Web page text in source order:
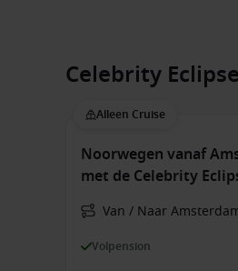
Celebrity
Alleen Cruise
Noorwegen vanaf
met de Celebrity
Van / Naar
Volpension